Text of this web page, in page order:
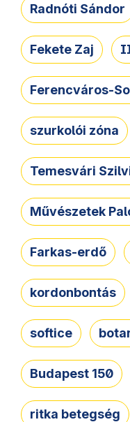
Radnóti Sándor
Fekete Zaj
Ferencváros-
szurkolói zóna
Temesvári
Művészetek
Farkas-erdő
kordonbontás
softice
Budapest 150
ritka betegség